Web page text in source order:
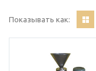
Показывать как: